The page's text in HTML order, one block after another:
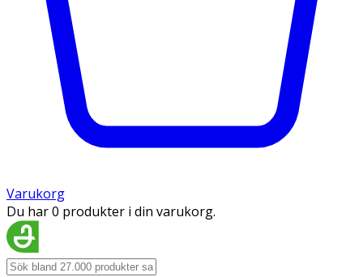
Varukorg
Du har 0 produkter i din varukorg.